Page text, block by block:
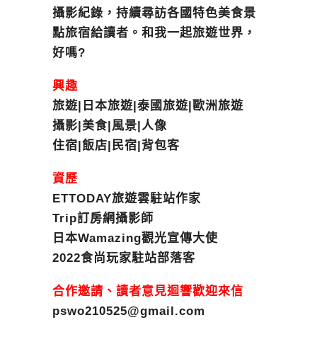
攝影紀錄，持續尋訪各國特色美食景
點旅宿給讀者。和我一起旅遊世界，
好嗎?
興趣
旅遊|日本旅遊|泰國旅遊|歐洲旅遊
攝影|美食|風景|人像
住宿|飯店|民宿|背包客
資歷
ETTODAY旅遊雲駐站作家
Trip訂房網攝影師
日本Wamazing觀光宣傳大使
2022食尚玩家駐站部落客
合作邀請、讀者意見迴響歡迎來信
pswo210525@gmail.com